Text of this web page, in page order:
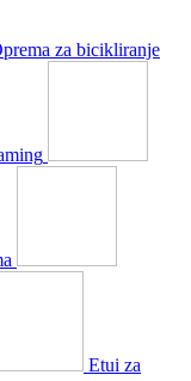
za bicikliranje
Etui za